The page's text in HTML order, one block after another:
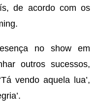
de acordo com os
no show em
outros sucessos,
vendo aquela lua’,